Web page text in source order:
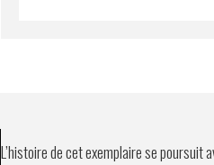
L’histoire de cet exemplaire se poursuit